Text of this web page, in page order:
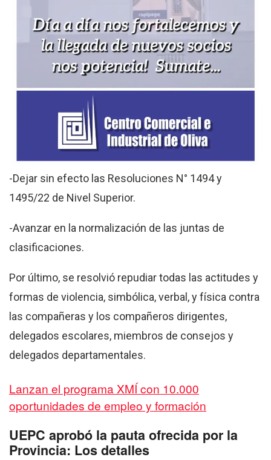
-Dejar sin efecto las Resoluciones N° 1494 y
1495/22 de Nivel Superior.
-Avanzar en la normalización de las juntas de
clasificaciones.
Por último, se resolvió repudiar todas las actitudes y
formas de violencia, simbólica, verbal, y física contra
las compañeras y los compañeros dirigentes,
delegados escolares, miembros de consejos y
delegados departamentales.
Lanzan el programa XMÍ con 10.000
oportunidades de empleo y formación
UEPC aprobó la pauta ofrecida por la
Provincia: Los detalles